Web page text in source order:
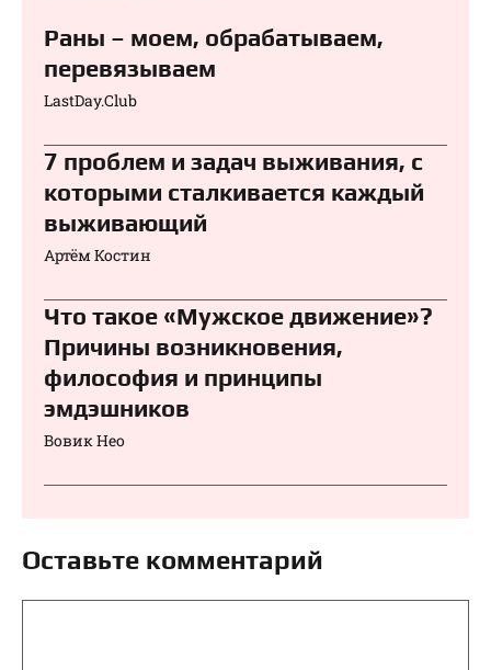
Раны – моем, обрабатываем,
перевязываем⁠⁠
LastDay.Club
7 проблем и задач выживания, с
которыми сталкивается каждый
выживающий
Артём Костин
Что такое «Мужское движение»?
Причины возникновения,
философия и принципы
эмдэшников
Вовик Нео
Оставьте комментарий